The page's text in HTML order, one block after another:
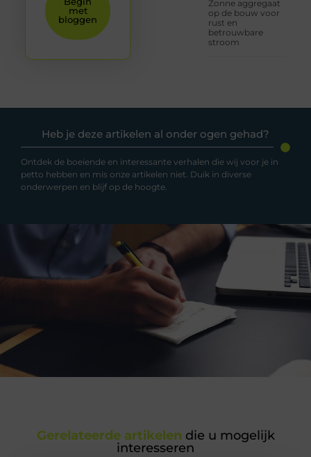
Zonne aggregaat
op de bouw voor
rust en
betrouwbare
stroom
met
bloggen
Heb je deze artikelen al onder ogen gehad?
Ontdek de boeiende en interessante verhalen die wij voor je in
petto hebben en mis onze artikelen niet. Duik in diverse
onderwerpen en blijf op de hoogte.
Gerelateerde artikelen die u mogelijk
interesseren